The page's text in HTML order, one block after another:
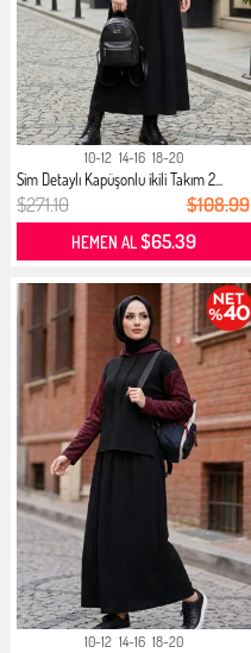
10-12 14-16 18-20
Sim Detaylı Kapüşonlu ikili Takım 2...
$271.10 $108.99
HEMEN AL$65.39
10-12 14-16 18-20